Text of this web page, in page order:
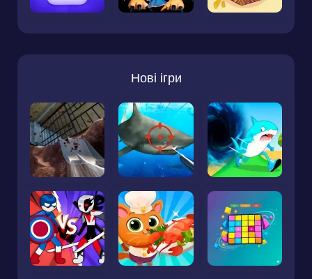
Нові ігри